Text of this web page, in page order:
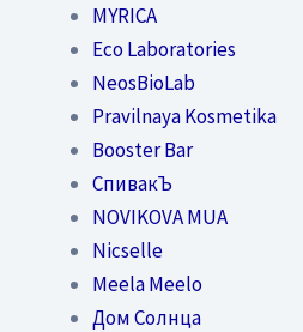
MYRICA
Eco Laboratories
NeosBioLab
Pravilnaya Kosmetika
Booster Bar
СпивакЪ
NOVIKOVA MUA
Nicselle
Meela Meelo
Дом Солнца